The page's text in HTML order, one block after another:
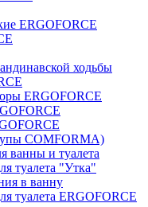
ERGOFORCE
ходьбы
ERGOFORCE
COMFORMA)
ванны и туалета
туалета "Утка"
в ванну
туалета ERGOFORCE